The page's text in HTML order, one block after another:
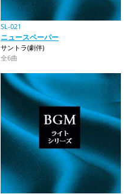
SL-021
ニュースペーパー
サントラ(劇伴)
全6曲